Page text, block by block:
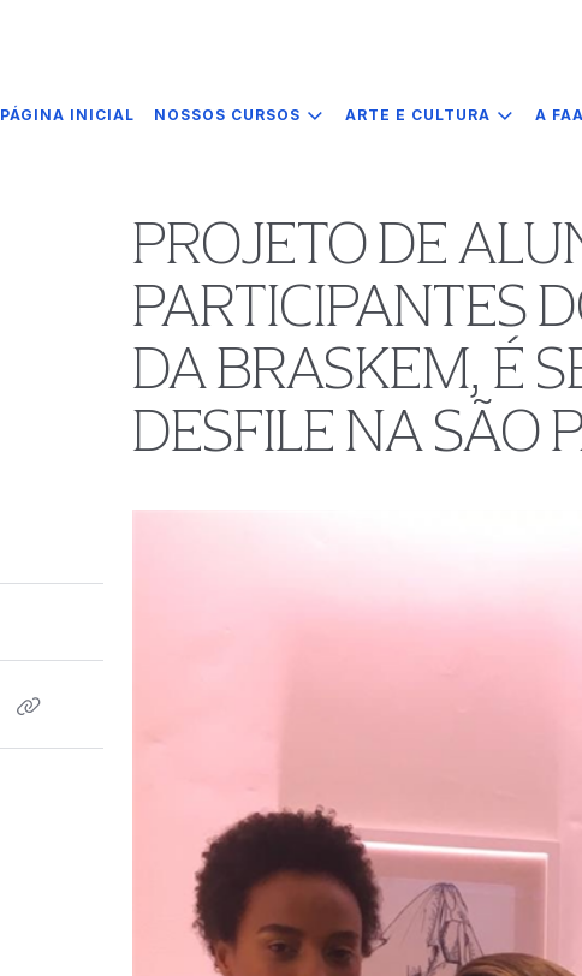
PÁGINA INICIAL NOSSOS CURSOS ARTE E CULTURA A
PROJETO DE
PARTICIPANTES
DA BRASKEM, É
DESFILE NA SÃO